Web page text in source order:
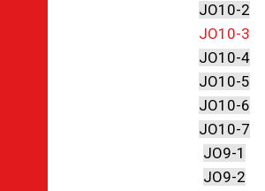
JO10-2
JO10-3
JO10-4
JO10-5
JO10-6
JO10-7
JO9-1
JO9-2